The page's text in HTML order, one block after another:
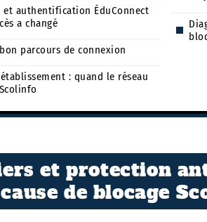
et authentification ÉduConnect
a changé
parcours de connexion
: quand le réseau
et protection
de blocage